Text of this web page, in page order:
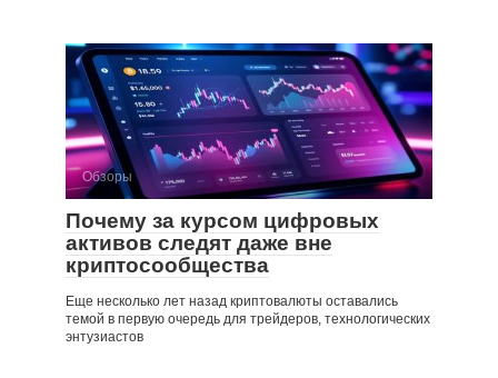
Обзоры
Почему за курсом цифровых
активов следят даже вне
криптосообщества
Еще несколько лет назад криптовалюты оставались
темой в первую очередь для трейдеров, технологических
энтузиастов